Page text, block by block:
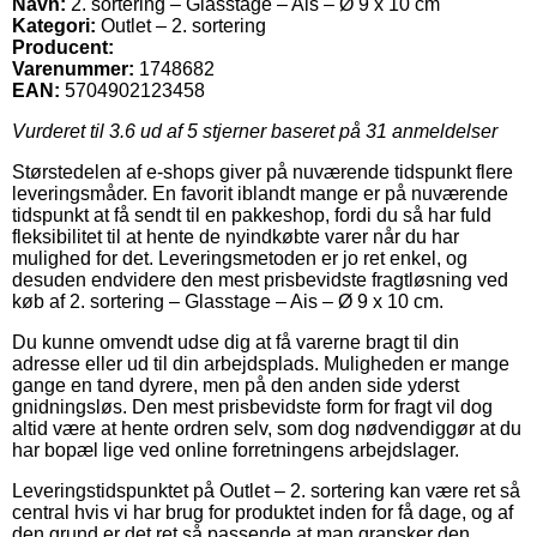
Kategori: Outlet – 2. sortering
Producent:
Varenummer: 1748682
EAN: 5704902123458
Vurderet til 3.6 ud af 5 stjerner baseret på 31 anmeldelser
Størstedelen af e-shops giver på nuværende tidspunkt flere
leveringsmåder. En favorit iblandt mange er på nuværende
tidspunkt at få sendt til en pakkeshop, fordi du så har fuld
fleksibilitet til at hente de nyindkøbte varer når du har
mulighed for det. Leveringsmetoden er jo ret enkel, og
desuden endvidere den mest prisbevidste fragtløsning ved
køb af 2. sortering – Glasstage – Ais – Ø 9 x 10 cm.
Du kunne omvendt udse dig at få varerne bragt til din
adresse eller ud til din arbejdsplads. Muligheden er mange
gange en tand dyrere, men på den anden side yderst
gnidningsløs. Den mest prisbevidste form for fragt vil dog
altid være at hente ordren selv, som dog nødvendiggør at du
har bopæl lige ved online forretningens arbejdslager.
Leveringstidspunktet på Outlet – 2. sortering kan være ret så
central hvis vi har brug for produktet inden for få dage, og af